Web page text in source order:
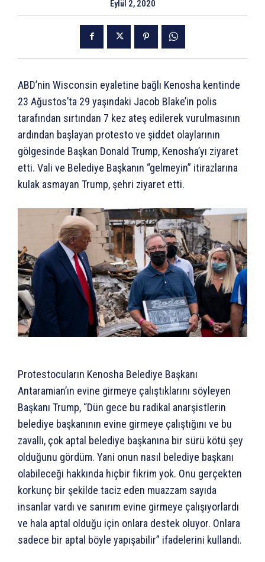
Eylül 2, 2020
ABD’nin Wisconsin eyaletine bağlı Kenosha kentinde
23 Ağustos’ta 29 yaşındaki Jacob Blake’in polis
tarafından sırtından 7 kez ateş edilerek vurulmasının
ardından başlayan protesto ve şiddet olaylarının
gölgesinde Başkan Donald Trump, Kenosha’yı ziyaret
etti. Vali ve Belediye Başkanın “gelmeyin” itirazlarına
kulak asmayan Trump, şehri ziyaret etti.
Protestocuların Kenosha Belediye Başkanı
Antaramian’ın evine girmeye çalıştıklarını söyleyen
Başkanı Trump, “Dün gece bu radikal anarşistlerin
belediye başkanının evine girmeye çalıştığını ve bu
zavallı, çok aptal belediye başkanına bir sürü kötü şey
olduğunu gördüm. Yani onun nasıl belediye başkanı
olabileceği hakkında hiçbir fikrim yok. Onu gerçekten
korkunç bir şekilde taciz eden muazzam sayıda
insanlar vardı ve sanırım evine girmeye çalışıyorlardı
ve hala aptal olduğu için onlara destek oluyor. Onlara
sadece bir aptal böyle yapışabilir” ifadelerini kullandı.